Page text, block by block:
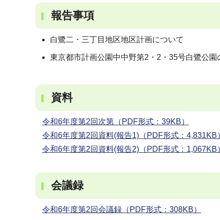
報告事項
白鷺二・三丁目地区地区計画について
東京都市計画公園中中野第2・2・35号白鷺公園
資料
令和6年度第2回次第（PDF形式：39KB）
令和6年度第2回資料(報告1)（PDF形式：4,831KB
令和6年度第2回資料(報告2)（PDF形式：1,067KB
会議録
令和6年度第2回会議録（PDF形式：308KB）